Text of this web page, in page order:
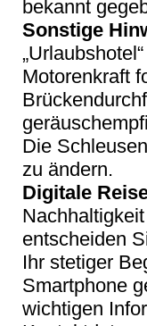
bekannt
Sonstige
Motorenkraft
Die
zu ändern.
Digitale
entscheiden
Ihr stetiger
Smartphone
wichtigen